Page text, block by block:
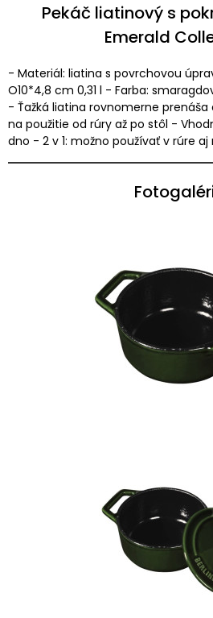
Pekáč liatinový s
Emerald
- Materiál: liatina s povrchovou
O10*4,8 cm 0,31 l - Farba:
- Ťažká liatina rovnomerne
na použitie od rúry až po stôl -
dno - 2 v 1: možno používať v rúre aj